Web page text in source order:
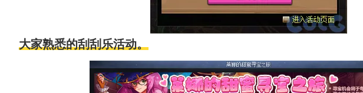
大家熟悉的刮刮乐活动。